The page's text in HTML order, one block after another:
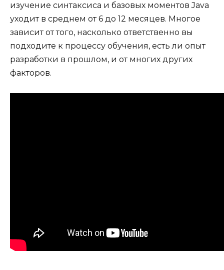
изучение синтаксиса и базовых моментов Java
уходит в среднем от 6 до 12 месяцев. Многое
зависит от того, насколько ответственно вы
подходите к процессу обучения, есть ли опыт
разработки в прошлом, и от многих других
факторов.